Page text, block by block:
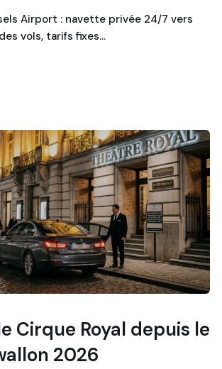
Airport : navette privée 24/7 vers
vols, tarifs fixes…
Cirque Royal depuis le
2026